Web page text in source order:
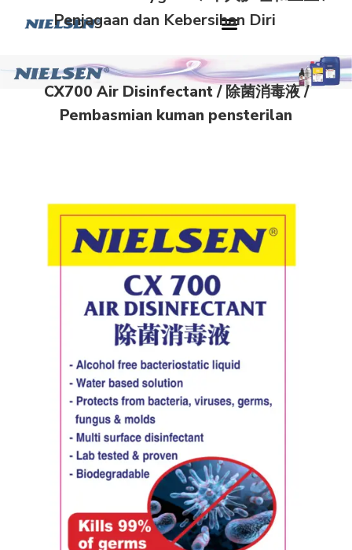
CX700 Air Disinfectant / 除菌消毒液 /
Pembasmian kuman pensterilan
Penjagaan dan Kebersihan Diri